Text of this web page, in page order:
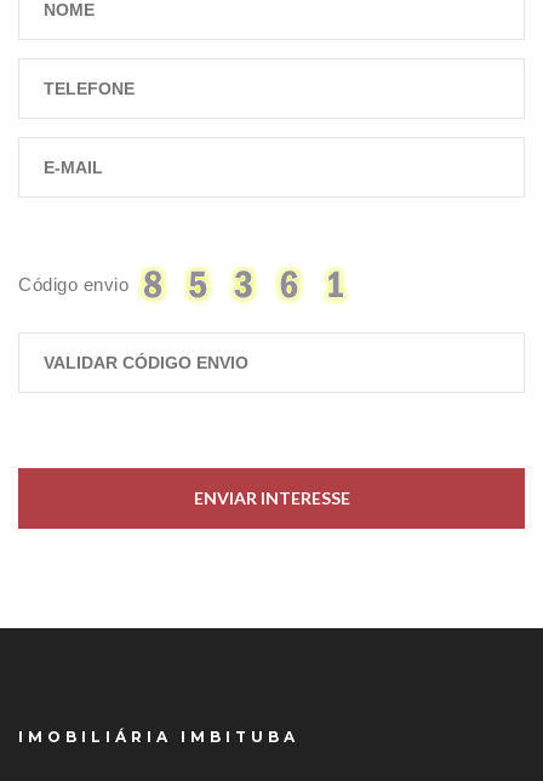
Código envio
ENVIAR INTERESSE
IMOBILIÁRIA IMBITUBA